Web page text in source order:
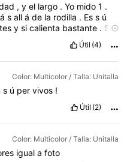
, y el largo . Yo mido 1 .
ásalláde la rodilla . Ess ú
ysicalienta bastante . Sú
Útil (4)
Color: Multicolor / Talla: Unitalla
s ú per vivos !
Útil (2)
Color: Multicolor / Talla: Unitalla
igualafoto